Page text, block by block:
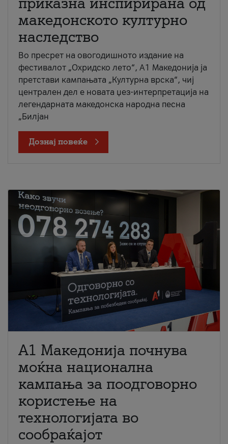
македонското културно
наследство
Во пресрет на овогодишното издание на
фестивалот „Охридско лето“, А1 Македонија ја
претстави кампањата „Културна врска“, чиј
централен дел е новата џез-интерпретација на
легендарната македонска народна песна
„Билјан
Дознај повеќе
A1 Македонија почнува
моќна национална
кампања за поодговорно
користење на
технологијата во
сообраќајот